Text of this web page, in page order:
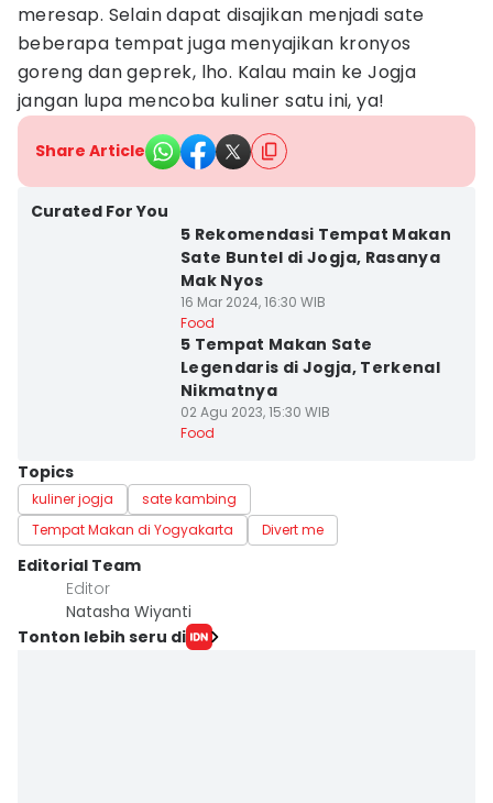
meresap. Selain dapat disajikan menjadi sate
beberapa tempat juga menyajikan kronyos
goreng dan geprek, lho. Kalau main ke Jogja
jangan lupa mencoba kuliner satu ini, ya!
Share Article
Curated For You
5 Rekomendasi Tempat Makan
Sate Buntel di Jogja, Rasanya
Mak Nyos
16 Mar 2024, 16:30 WIB
Food
5 Tempat Makan Sate
Legendaris di Jogja, Terkenal
Nikmatnya
02 Agu 2023, 15:30 WIB
Food
Topics
kuliner jogja
sate kambing
Tempat Makan di Yogyakarta
Divert me
Editorial Team
Editor
Natasha Wiyanti
Tonton lebih seru di